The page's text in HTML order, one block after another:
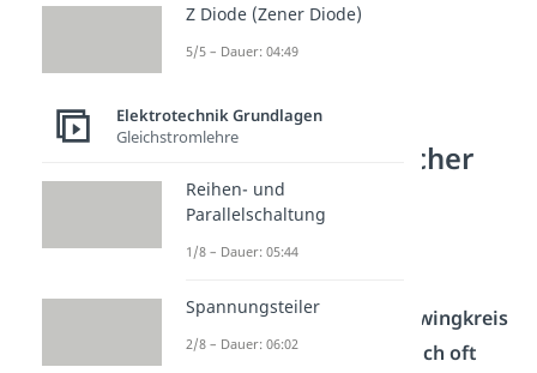
Elektromagnetischer
Schwingkreis
ungedämpft
elektromagnetischen Schwingkreis
findet der Prozess
unendlich oft
Z Diode (Zener Diode)
5/5 – Dauer: 04:49
Elektrotechnik Grundlagen
Gleichstromlehre
Reihen- und
Parallelschaltung
1/8 – Dauer: 05:44
Spannungsteiler
2/8 – Dauer: 06:02